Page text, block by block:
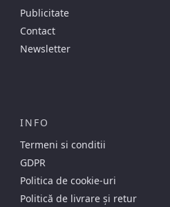
Publicitate
Contact
Newsletter
INFO
Termeni si conditii
GDPR
Politica de cookie-uri
Politică de livrare și retur